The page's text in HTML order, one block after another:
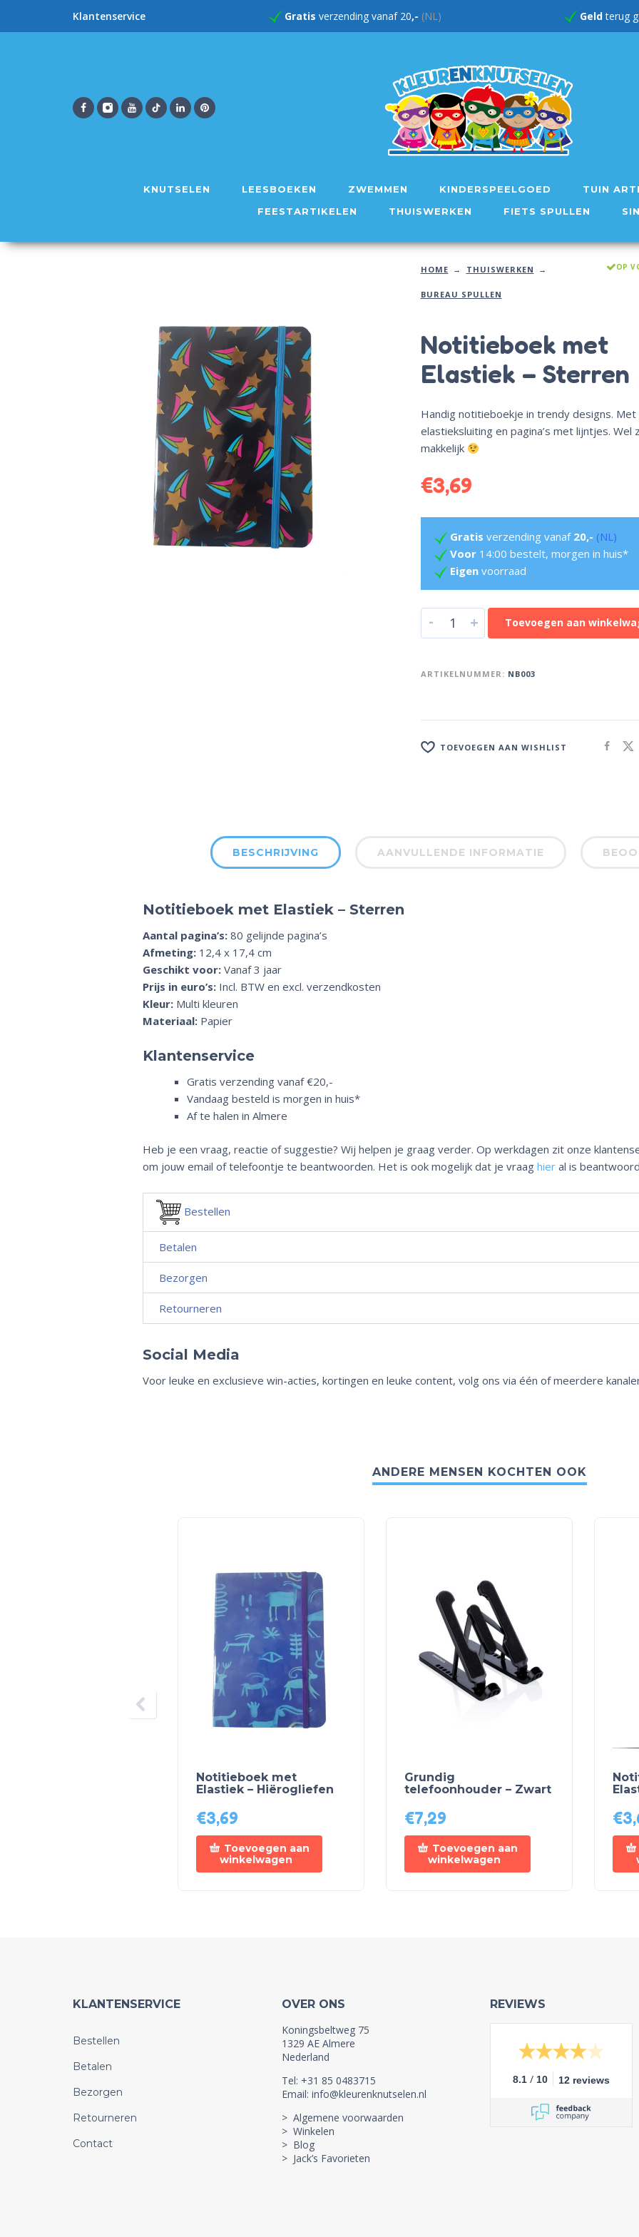
Klantenservice Gratis verzending vanaf 20,- (NL) Geld
KNUTSELEN LEESBOEKEN ZWEMMEN KINDERSPEELGOED
TUIN
FEESTARTIKELEN
THUISWERKEN FIETS SPULLEN
HOME THUISWERKEN
BUREAU SPULLEN
OP
Notitieboek met
Elastiek – Sterren
Handig notitieboekje in trendy designs. Met
elastieksluiting en pagina’s met lijntjes. Wel
makkelijk
€3,69
Gratis verzending vanaf 20,- (NL)
Voor 14:00 bestelt, morgen in huis*
Eigen voorraad
- + Toevoegen aan
ARTIKELNUMMER: NB003
TOEVOEGEN AAN WISHLIST
BESCHRIJVING AANVULLENDE INFORMATIE
Notitieboek met Elastiek – Sterren
Aantal pagina’s: 80 gelijnde pagina’s
Afmeting:12,4 x 17,4 cm
Geschikt voor:Vanaf 3 jaar
Prijs in euro’s:Incl. BTW en excl. verzendkosten
Kleur:Multi kleuren
Materiaal:Papier
Klantenservice
Gratis verzending vanaf €20,-
Vandaag besteld is morgen in huis*
Af te halen in Almere
Heb je een vraag, reactie of suggestie? Wij helpen je graag verder. Op werkdagen zit onze
om jouw email of telefoontje te beantwoorden. Het is ook mogelijk dat je vraag hieral is
Bestellen
Betalen
Bezorgen
Retourneren
Social Media
Voor leuke en exclusieve win-acties, kortingen en leuke content, volg ons via één of meerdere
ANDERE MENSEN KOCHTEN OOK
Notitieboek met
Elastiek – Hiërogliefen
€3,69
Toevoegen aan
winkelwagen
Grundig
telefoonhouder – Zwart
€7,29
Toevoegen aan
winkelwagen
€
KLANTENSERVICE
Bestellen
Betalen
Bezorgen
Retourneren
Contact
OVER ONS
Koningsbeltweg 75
1329 AE Almere
Nederland
Tel: +31 85 0483715
Email: info@kleurenknutselen.nl
> Algemene voorwaarden
> Winkelen
> Blog
> Jack’s Favorieten
REVIEWS
8.1 / 10 12 reviews